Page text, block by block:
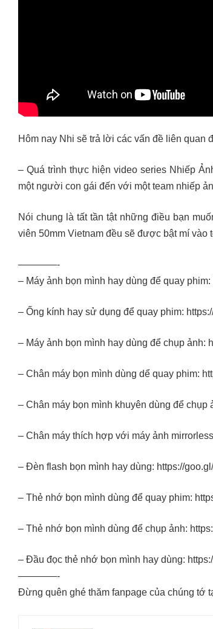
Hôm nay Nhi sẽ trả lời các vấn đề liên quan
– Quá trình thực hiện video series Nhiếp
một người con gái đến với một team nhiếp
Nói chung là tất tần tật những điều bạn
viên 50mm Vietnam đều sẽ được bật mí vào
————-
– Máy ảnh bọn mình hay dùng để quay phim:
– Ống kính hay sử dụng để quay phim:
– Máy ảnh bọn mình hay dùng để chụp ảnh:
– Chân máy bọn mình dùng dể quay phim:
– Chân máy bọn mình khuyên dùng để chụp
– Chân máy thích hợp với máy ảnh
– Đèn flash bọn mình hay dùng: https://
– Thẻ nhớ bọn mình dùng để quay phim:
– Thẻ nhớ bọn mình dùng để chụp ảnh:
– Đầu đọc thẻ nhớ bọn mình hay dùng:
————-
Đừng quên ghé thăm fanpage của chúng tớ